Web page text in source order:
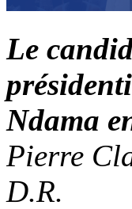
Le
Ndama
Pierre
D.R.